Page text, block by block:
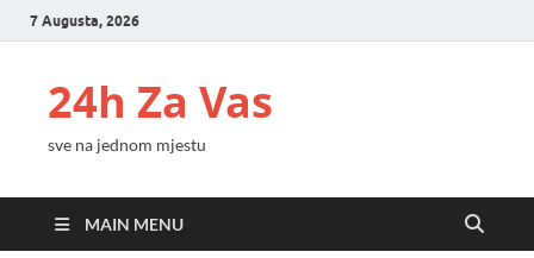
7 Augusta, 2026
24h Za Vas
sve na jednom mjestu
MAIN MENU